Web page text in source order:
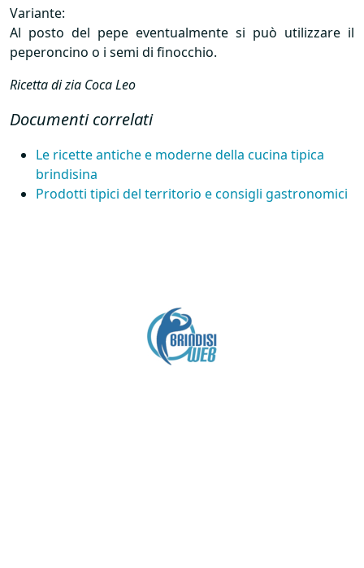
Variante:
Al posto del pepe eventualmente si può utilizzare il
peperoncino o i semi di finocchio.
Ricetta di zia Coca Leo
Documenti correlati
Le ricette antiche e moderne della cucina tipica
brindisina
Prodotti tipici del territorio e consigli gastronomici